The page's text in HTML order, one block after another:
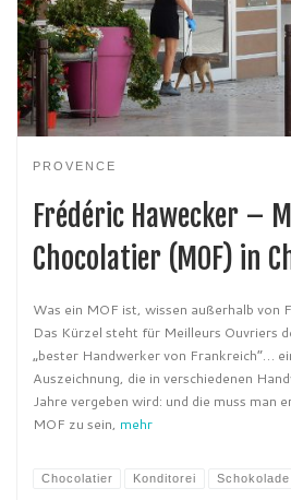
PROVENCE
Frédéric Hawecker –
Chocolatier (MOF) in
Was ein MOF ist, wissen außerhalb von
Das Kürzel steht für Meilleurs Ouvriers
„bester Handwerker von Frankreich“…
Auszeichnung, die in verschiedenen
Jahre vergeben wird: und die muss man
MOF zu sein, mehr
Chocolatier Konditorei Schokolade